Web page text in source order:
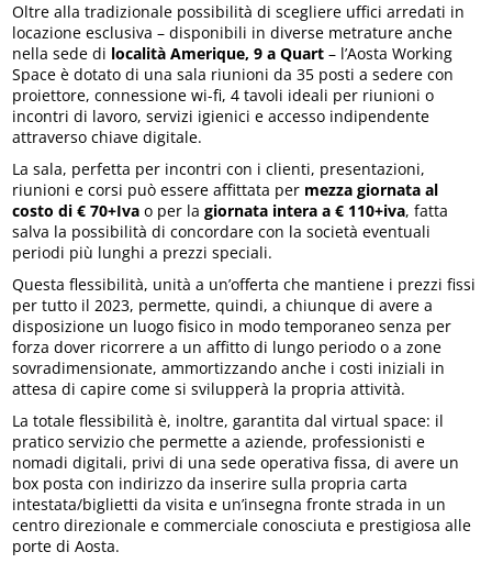
Oltre alla tradizionale possibilità di scegliere uffici arredati in
locazione esclusiva – disponibili in diverse metrature anche
nella sede di località Amerique, 9 a Quart – l’Aosta Working
Space è dotato di una sala riunioni da 35 posti a sedere con
proiettore, connessione wi-fi, 4 tavoli ideali per riunioni o
incontri di lavoro, servizi igienici e accesso indipendente
attraverso chiave digitale.
La sala, perfetta per incontri con i clienti, presentazioni,
riunioni e corsi può essere affittata per mezza giornata al
costo di € 70+Iva o per lagiornata intera a € 110+iva, fatta
salva la possibilità di concordare con la società eventuali
periodi più lunghi a prezzi speciali.
Questa flessibilità, unità a un’offerta che mantiene i prezzi fissi
per tutto il 2023, permette, quindi, a chiunque di avere a
disposizione un luogo fisico in modo temporaneo senza per
forza dover ricorrere a un affitto di lungo periodo o a zone
sovradimensionate, ammortizzando anche i costi iniziali in
attesa di capire come si svilupperà la propria attività.
La totale flessibilità è, inoltre, garantita dal virtual space: il
pratico servizio che permette a aziende, professionisti e
nomadi digitali, privi di una sede operativa fissa, di avere un
box posta con indirizzo da inserire sulla propria carta
intestata/biglietti da visita e un’insegna fronte strada in un
centro direzionale e commerciale conosciuta e prestigiosa alle
porte di Aosta.